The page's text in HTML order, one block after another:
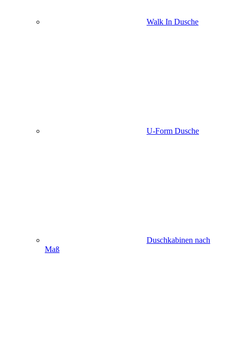
Walk In Dusche
U-Form Dusche
Duschkabinen nach
Maß